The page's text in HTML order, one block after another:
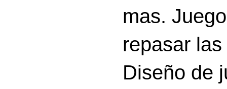
mas.
repasar
Diseño de